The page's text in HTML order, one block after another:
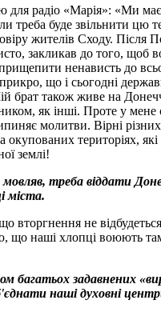
радіо «Марія»: «Ми
буде звільнити цю
жителів Сходу. Після
закликав до того,
ненависть до
що і сьогодні
також живе на
як інші. Проте у мене
молитви. Вірні
окупованих територіях,
землі!
треба віддати
міста.
не
що наші хлопці воюють
задавнених
наші духовні